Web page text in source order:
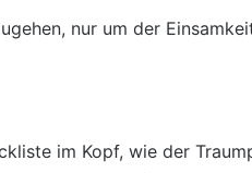
nur um der
im Kopf, wie der